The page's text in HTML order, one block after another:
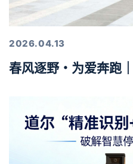
2026.04.13
春风逐野・为爱奔跑